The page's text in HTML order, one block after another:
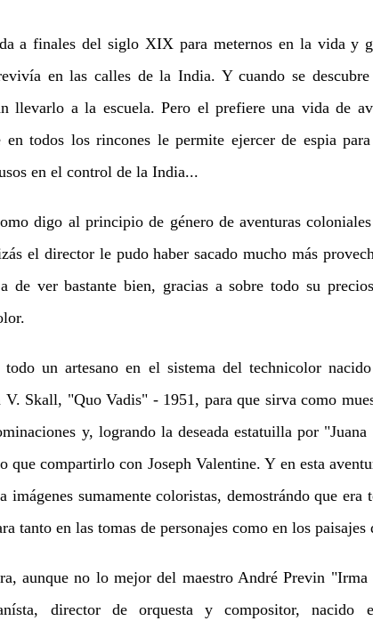
a finales del siglo XIX para meternos en la vida y
en las calles de la India. Y cuando se
llevarlo a la escuela. Pero el prefiere una vida de
en todos los rincones le permite ejercer de espia
en el control de la India...
digo al principio de género de aventuras
el director le pudo haber sacado mucho más
de ver bastante bien, gracias a sobre todo su
un artesano en el sistema del technicolor
Skall, "Quo Vadis" - 1951, para que sirva como
y, logrando la deseada estatuilla por
que compartirlo con Joseph Valentine. Y en esta
imágenes sumamente coloristas, demostrándo que era
tanto en las tomas de personajes como en los paisajes
aunque no lo mejor del maestro André Previn
director de orquesta y compositor, nacido